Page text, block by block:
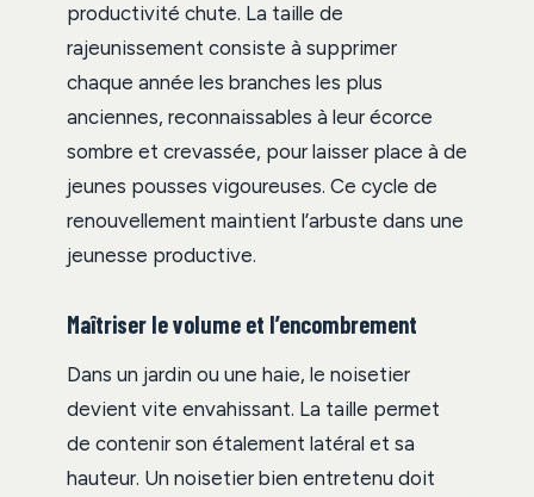
productivité chute. La taille de
rajeunissement consiste à supprimer
chaque année les branches les plus
anciennes, reconnaissables à leur écorce
sombre et crevassée, pour laisser place à de
jeunes pousses vigoureuses. Ce cycle de
renouvellement maintient l’arbuste dans une
jeunesse productive.
Maîtriser le volume et l’encombrement
Dans un jardin ou une haie, le noisetier
devient vite envahissant. La taille permet
de contenir son étalement latéral et sa
hauteur. Un noisetier bien entretenu doit